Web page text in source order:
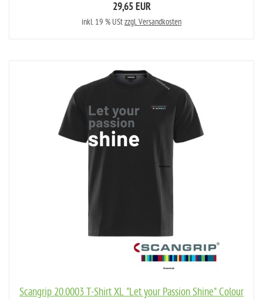
29,65 EUR
inkl. 19 % UStzzgl. Versandkosten
Scangrip 20.0003 T-Shirt XL "Let your Passion Shine" Colour